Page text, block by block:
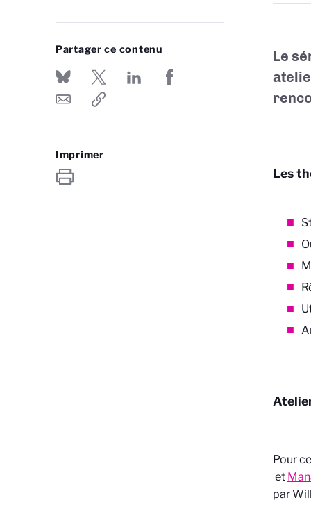
Partager ce contenu
Imprimer
Le
Les
Pour
et
par